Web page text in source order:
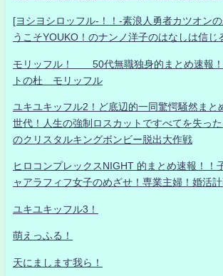
[ヨシヨシロッフル-！！-素浪人勇者カツオン
うこそYOUKO！のナンノ洋子のはなしは信じ
モリッフル！ 50代無職独身的まとめ速報！
トの杜 モリッフル
ユキユキッフル2！ど底辺的一同驚愕騒然まと
世代！人生の強制ロスカットですべてを失っ
のクリスタルキングボンビー脱出大作戦
ヒロコンプレックスNIGHT 的まとめ速報！！
ャアラフィフ女子のめざせ！専業主婦！婚活
ユキユキッフル3！
萌えっふる！
天にまします我ら！